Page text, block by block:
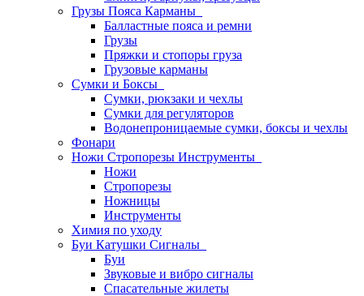
Грузы Пояса Карманы
Балластные пояса и ремни
Грузы
Пряжки и стопоры груза
Грузовые карманы
Сумки и Боксы
Сумки, рюкзаки и чехлы
Сумки для регуляторов
Водонепроницаемые сумки, боксы и чехлы
Фонари
Ножи Стропорезы Инструменты
Ножи
Стропорезы
Ножницы
Инструменты
Химия по уходу
Буи Катушки Сигналы
Буи
Звуковые и вибро сигналы
Спасательные жилеты